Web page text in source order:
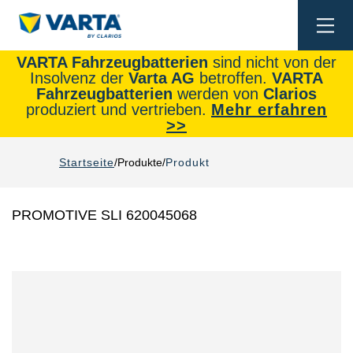
VARTA Fahrzeugbatterien sind nicht von der
Insolvenz der Varta AG betroffen. VARTA
Fahrzeugbatterien werden von Clarios
produziert und vertrieben. Mehr erfahren
>>
Startseite Produkte Produkt
PROMOTIVE SLI 620045068